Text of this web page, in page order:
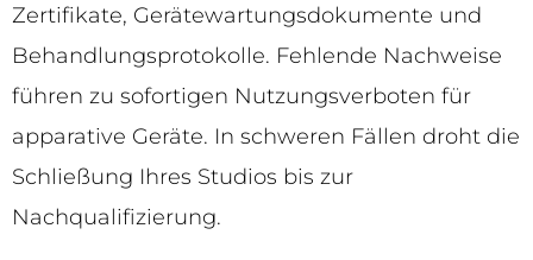
Zertifikate, Gerätewartungsdokumente und
Behandlungsprotokolle. Fehlende Nachweise
führen zu sofortigen Nutzungsverboten für
apparative Geräte. In schweren Fällen droht die
Schließung Ihres Studios bis zur
Nachqualifizierung.